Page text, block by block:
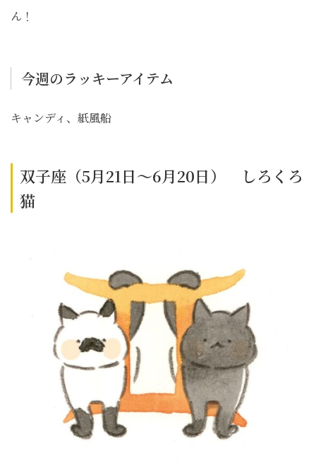
ん！
今週のラッキーアイテム
キャンディ、紙風船
双子座（5月21日～6月20日） しろくろ
猫